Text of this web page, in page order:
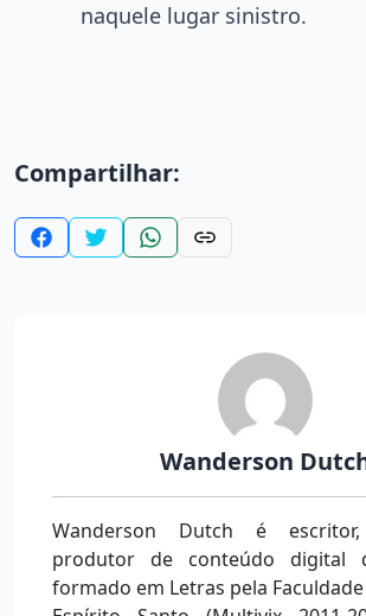
naquele lugar sinistro.
Compartilhar:
Wanderson
Wanderson Dutch é escritor,
produtor de conteúdo digital
formado em Letras pela